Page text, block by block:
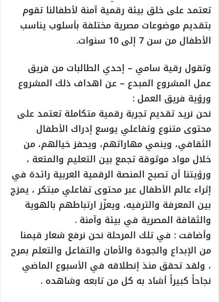
تعتمد على خلق بيئة رقمية آمنة لأطفالنا تقوم
بتقديم موضوعات مصرية مختلفة بأسلوب يناسب
الأطفال من سن 7 إلى 10 سنوات.
وتقول رقية سامي – إحدي الطالبات من فريق
عمل المشروع المبدع – عن اهداف ذلك المشروع
ورؤية فريق العمل :
نحن نريد تقديم تجربة رقمية متكاملة تعتمد على
محتوى متنوع وتفاعلي يوسع إدراك الأطفال
الثقافي، وينمي مهاراتهم، ويحفز خيالهم، من
خلال مواد موثوقة تجمع بين التعليم والمتعة ،
ورؤيتنا أن تصبح المنصة الرقمية العربية رائدة في
إثراء عالم الأطفال عبر محتوى تفاعلي مبتكر ، يمزج
بين المعرفة والترفيه، ويعزّز ارتباطهم بالهوية
والثقافة المصرية في بيئة وآمنة .
وأضافت : في تلك المرحلة نحن نرفع شعار قيمنا
من الإبداع والجودة والأمان والتفاعل والتعلم بمرح
، ولقد تحقق منذ إنطلاقه في الأسبوع الماضي
نجاحاً كبيراً أشاد به كل من تابعه وشاهده .